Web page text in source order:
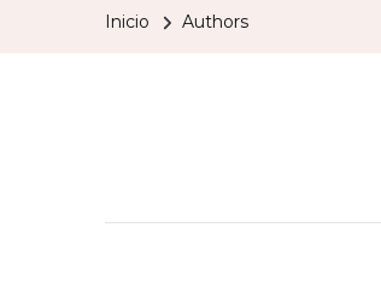
Inicio Authors